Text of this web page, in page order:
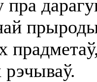
пра
рэчываў.